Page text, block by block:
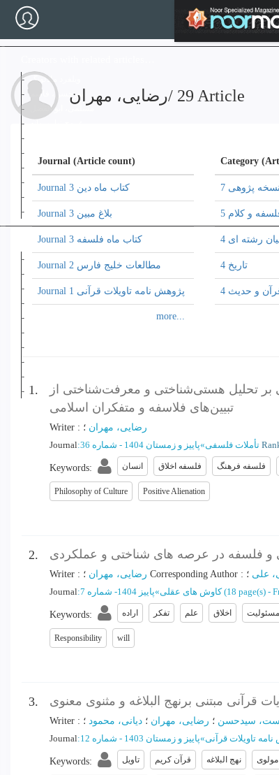
content
Sign in Sign
ویلفرد مادلونگ
پورحسن، قاسم
مسلمی، ابو الفضل
دانشور، سیمین
صادقی حسن آبادی، مجید
رستم پور، احمد
سروش، عبدالکریم
Coleague creators
هوشنگی، حسین
محسنی ابوالخیری، علیرضا
رحمان پور، محمد
قاسمی طوسی، محمد اسماعیل
رضایی، مهران/ 29 Article
Journal (Article count)
Journal کتاب ماه دین 3
Journal بلاغ مبین 3
Journal کتاب ماه فلسفه 3
Journal مطالعات خلیج فارس 2
Journal پژوهش نامه تاویلات قرآنی 1
Category
پژوهی 7
و کلام 5
رشته ای 4
تاریخ 4
و حدیث 4
1.
بر تحلیل هستی‌شناختی و معرفت‌شناختی از
تبیین‌های فلاسفه و متفکران اسلامی
Writer : رضایی، مهران ؛
Journal: تأملات فلسفی»پاییز و زمستان 1404 - شماره 36
Keywords: انسان فلسفه اخلاق فلسفه فرهنگ
Philosophy of Culture Positive Alienation
2. فلسفه در عرصه های شناختی و عملکردی
Writer : رضایی، مهران Corresponding Author : علی ؛
Journal: کاوش های عقلی»پاییز 1404- شماره 7 (‎18 page(s) -
Keywords: اراده تفکر علم اخلاق مسئولیت
Responsibility will
3. قرآنی مبتنی برنهج البلاغه و مثنوی معنوی
Writer : سیدحسن ؛ رضایی، مهران ؛ دیانی، محمود ؛
Journal: تاویلات قرآنی»پاییز و زمستان 1403 - شماره 12
Keywords: تاویل قرآن کریم نهج البلاغه مولوی